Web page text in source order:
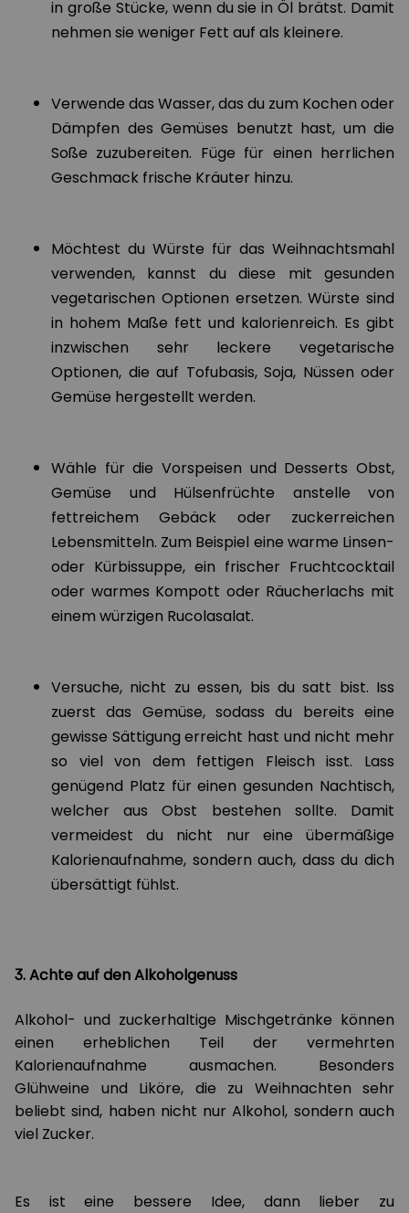
in große Stücke, wenn du sie in Öl brätst. Damit
nehmen sie weniger Fett auf als kleinere.
Verwende das Wasser, das du zum Kochen oder
Dämpfen des Gemüses benutzt hast, um die
Soße zuzubereiten. Füge für einen herrlichen
Geschmack frische Kräuter hinzu.
Möchtest du Würste für das Weihnachtsmahl
verwenden, kannst du diese mit gesunden
vegetarischen Optionen ersetzen. Würste sind
in hohem Maße fett und kalorienreich. Es gibt
inzwischen sehr leckere vegetarische
Optionen, die auf Tofubasis, Soja, Nüssen oder
Gemüse hergestellt werden.
Wähle für die Vorspeisen und Desserts Obst,
Gemüse und Hülsenfrüchte anstelle von
fettreichem Gebäck oder zuckerreichen
Lebensmitteln. Zum Beispiel eine warme Linsen-
oder Kürbissuppe, ein frischer Fruchtcocktail
oder warmes Kompott oder Räucherlachs mit
einem würzigen Rucolasalat.
Versuche, nicht zu essen, bis du satt bist. Iss
zuerst das Gemüse, sodass du bereits eine
gewisse Sättigung erreicht hast und nicht mehr
so viel von dem fettigen Fleisch isst. Lass
genügend Platz für einen gesunden Nachtisch,
welcher aus Obst bestehen sollte. Damit
vermeidest du nicht nur eine übermäßige
Kalorienaufnahme, sondern auch, dass du dich
übersättigt fühlst.
3. Achte auf den Alkoholgenuss
Alkohol- und zuckerhaltige Mischgetränke können
einen erheblichen Teil der vermehrten
Kalorienaufnahme ausmachen. Besonders
Glühweine und Liköre, die zu Weihnachten sehr
beliebt sind, haben nicht nur Alkohol, sondern auch
viel Zucker.
Es ist eine bessere Idee, dann lieber zu